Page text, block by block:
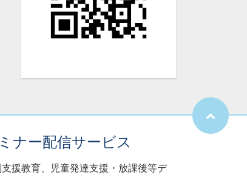
ナー配信サービス
援教育、児童発達支援・放課後等デ